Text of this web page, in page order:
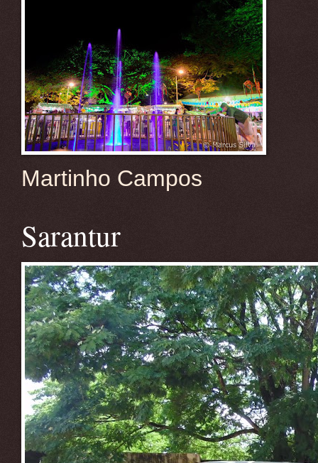
Martinho Campos
Sarantur